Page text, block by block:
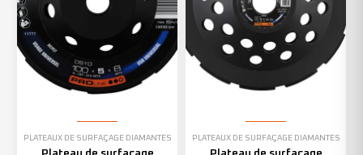
PLATEAUX DE SURFAÇAGE DIAMANTÉS PLATEAUX DE SURFAÇAGE DIAMANTÉS